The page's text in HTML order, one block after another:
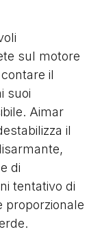
sul motore
il
suoi
Aimar
il
di
tentativo di
proporzionale